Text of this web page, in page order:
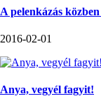
A pelenkázás
2016-02-01
Anya, vegyél fagyit!